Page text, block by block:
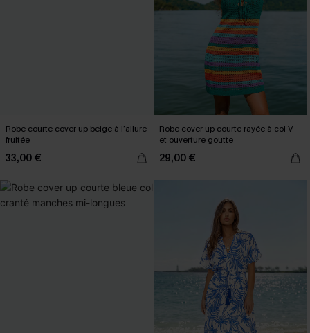
Robe courte cover up beige à l’allure
fruitée
33,00 €
Robe cover up courte rayée à col V
et ouverture goutte
29,00 €